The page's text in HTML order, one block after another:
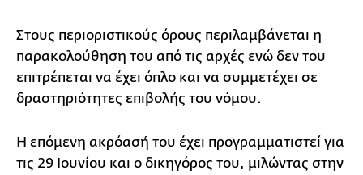
Στους περιοριστικούς όρους περιλαμβάνεται η
παρακολούθηση του από τις αρχές ενώ δεν του
επιτρέπεται να έχει όπλο και να συμμετέχει σε
δραστηριότητες επιβολής του νόμου.
Η επόμενη ακρόασή του έχει προγραμματιστεί για
τις 29 Ιουνίου και ο δικηγόρος του, μιλώντας στην